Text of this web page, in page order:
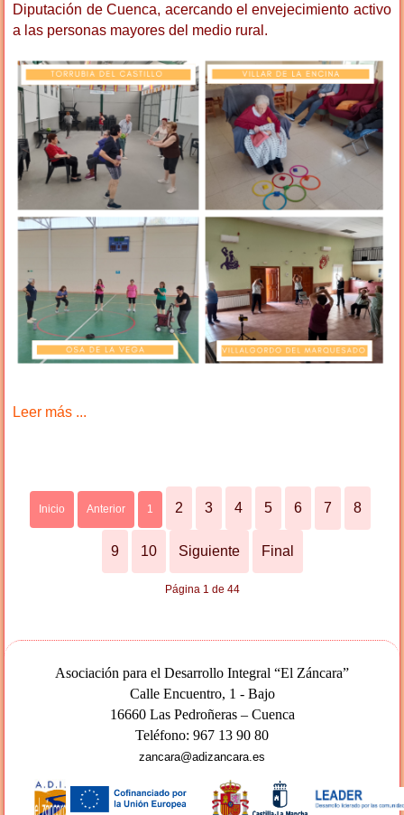
Diputación de Cuenca, acercando el envejecimiento activo
a las personas mayores del medio rural.
Leer más ...
Inicio Anterior 1 2 3 4 5 6 7 8
9 10 Siguiente Final
Página 1 de 44
Asociación para el Desarrollo Integral “El Záncara”
Calle Encuentro, 1 - Bajo
16660 Las Pedroñeras – Cuenca
Teléfono: 967 13 90 80
zancara@adizancara.es